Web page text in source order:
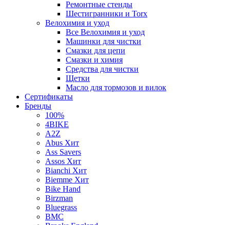
Ремонтные стенды
Шестигранники и Torx
Велохимия и уход
Все Велохимия и уход
Машинки для чистки
Смазки для цепи
Смазки и химия
Средства для чистки
Щетки
Масло для тормозов и вилок
Сертификаты
Бренды
100%
4BIKE
A2Z
Abus Хит
Ass Savers
Assos Хит
Bianchi Хит
Biemme Хит
Bike Hand
Birzman
Bluegrass
BMC